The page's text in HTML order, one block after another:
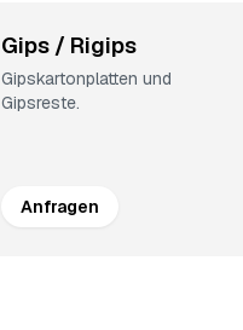
Gips / Rigips
Gipskartonplatten und
Gipsreste.
Anfragen